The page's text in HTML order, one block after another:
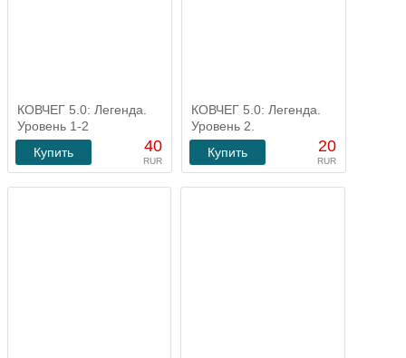
КОВЧЕГ 5.0: Легенда.
Уровень 1-2
40
RUR
Купить
КОВЧЕГ 5.0: Легенда.
Уровень 2.
20
RUR
Купить